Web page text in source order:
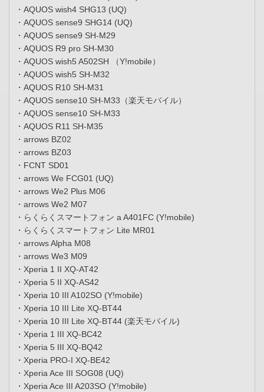
・AQUOS wish4 SHG13 (UQ)
・AQUOS sense9 SHG14 (UQ)
・AQUOS sense9 SH-M29
・AQUOS R9 pro SH-M30
・AQUOS wish5 A502SH （Y!mobile）
・AQUOS wish5 SH-M32
・AQUOS R10 SH-M31
・AQUOS sense10 SH-M33（楽天モバイル）
・AQUOS sense10 SH-M33
・AQUOS R11 SH-M35
・arrows BZ02
・arrows BZ03
・FCNT SD01
・arrows We FCG01 (UQ)
・arrows We2 Plus M06
・arrows We2 M07
・らくらくスマートフォン a A401FC (Y!mobile)
・らくらくスマートフォン Lite MR01
・arrows Alpha M08
・arrows We3 M09
・Xperia 1 II XQ-AT42
・Xperia 5 II XQ-AS42
・Xperia 10 III A102SO (Y!mobile)
・Xperia 10 III Lite XQ-BT44
・Xperia 10 III Lite XQ-BT44 (楽天モバイル)
・Xperia 1 III XQ-BC42
・Xperia 5 III XQ-BQ42
・Xperia PRO-I XQ-BE42
・Xperia Ace III SOG08 (UQ)
・Xperia Ace III A203SO (Y!mobile)